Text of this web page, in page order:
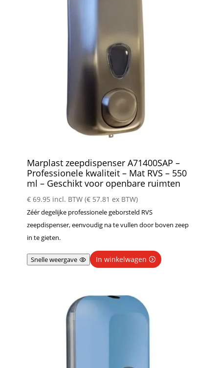
Marplast zeepdispenser A71400SAP –
Professionele kwaliteit – Mat RVS – 550
ml – Geschikt voor openbare ruimten
€69.95 incl. BTW (€57.81 ex BTW)
Zéér degelijke professionele geborsteld RVS
zeepdispenser, eenvoudig na te vullen door boven zeep
in te gieten.
Snelle weergave In winkelwagen